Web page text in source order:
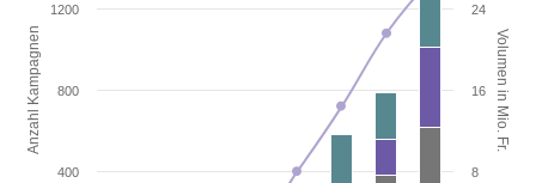
Anzahl Kampagnen Volumen in Mio. Fr.
400
800
1200
8
16
24